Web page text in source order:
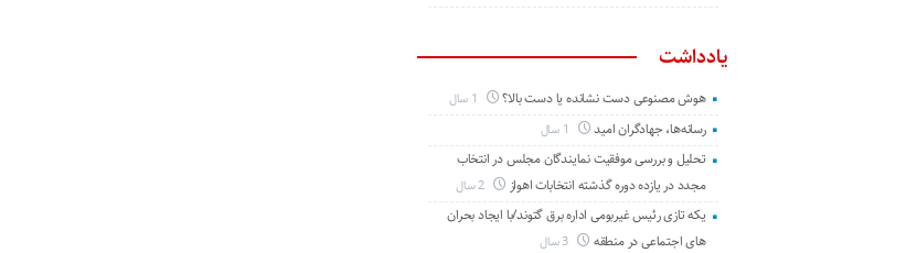
یادداشت
هوش مصنوعی دست نشانده یا دست بالا؟
رسانه‌ها، جهادگران امید
تحلیل و بررسی موفقیت نمایندگان مجلس در انتخاب
مجدد در یازده دوره گذشته انتخابات اهواز
یکه تازی رئیس غیربومی اداره برق گتوند/با ایجاد بحران
های اجتماعی در منطقه